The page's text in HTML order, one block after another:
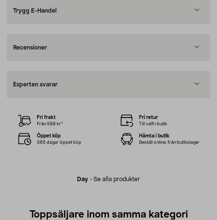
Trygg E-Handel
Recensioner
Experten svarar
Day - Se alla produkter
Fri frakt
Från 599 kr*
Fri retur
Till valfri butik
Öppet köp
365 dagar öppet köp
Hämta i butik
Beställ online, från butikslager
Toppsäljare inom samma kategori